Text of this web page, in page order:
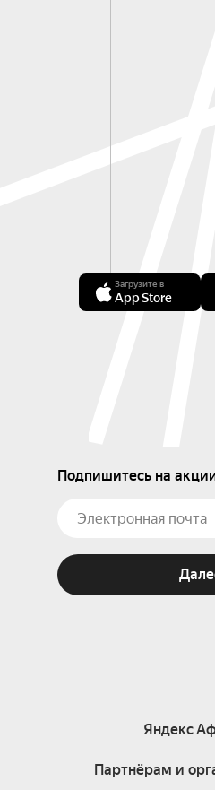
Загрузите в
App Store
Подпишитесь на
Яндекс
Партнёрам и